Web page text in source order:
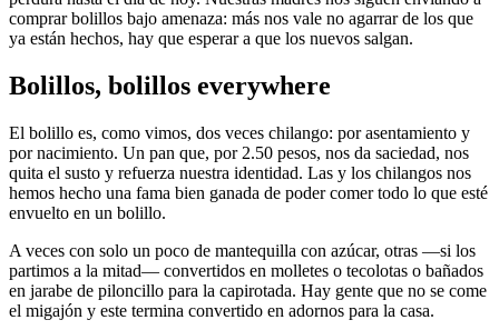
comprar bolillos bajo amenaza: más nos vale no agarrar de los que
ya están hechos, hay que esperar a que los nuevos salgan.
Bolillos, bolillos everywhere
El bolillo es, como vimos, dos veces chilango: por asentamiento y
por nacimiento. Un pan que, por 2.50 pesos, nos da saciedad, nos
quita el susto y refuerza nuestra identidad. Las y los chilangos nos
hemos hecho una fama bien ganada de poder comer todo lo que esté
envuelto en un bolillo.
A veces con solo un poco de mantequilla con azúcar, otras —si los
partimos a la mitad— convertidos en molletes o tecolotas o bañados
en jarabe de piloncillo para la capirotada. Hay gente que no se come
el migajón y este termina convertido en adornos para la casa.